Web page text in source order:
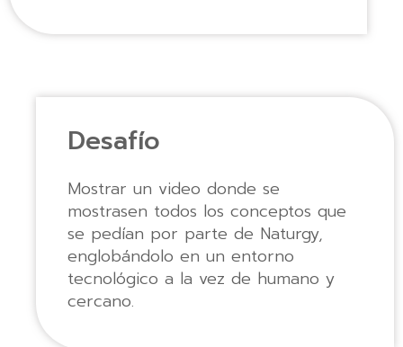
Desafío
Mostrar un video donde se
mostrasen todos los conceptos que
se pedían por parte de Naturgy,
englobándolo en un entorno
tecnológico a la vez de humano y
cercano.